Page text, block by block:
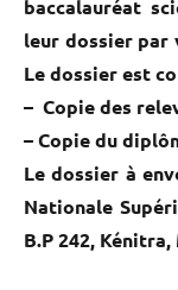
baccalauréat
leur dossier par
Le dossier est
– Copie des
– Copie du
Le dossier à
Nationale
B.P 242, Kénitra,